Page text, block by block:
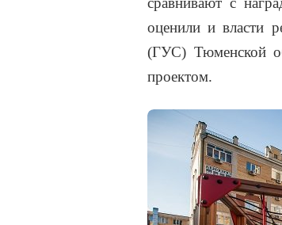
оценили и власти
(ГУС) Тюменской
проектом.